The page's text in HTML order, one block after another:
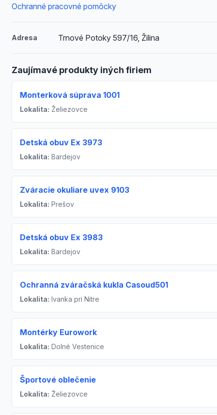
Ochranné pracovné pomôcky
Adresa Trnové Potoky 597/16, Žilina
Zaujímavé produkty iných firiem
Monterková súprava 1001
Lokalita: Želiezovce
Detská obuv Ex 3973
Lokalita: Bardejov
Zváracie okuliare uvex 9103
Lokalita: Prešov
Detská obuv Ex 3983
Lokalita: Bardejov
Ochranná zváračská kukla Casoud501
Lokalita: Ivanka pri Nitre
Montérky Eurowork
Lokalita: Dolné Vestenice
Športové oblečenie
Lokalita: Želiezovce